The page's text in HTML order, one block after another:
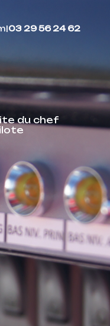
du chef
|03 29 56 24 62